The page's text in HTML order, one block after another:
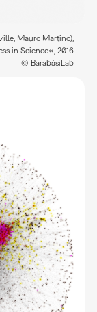
Mauro Martino),
in Science«, 2016
© BarabásiLab